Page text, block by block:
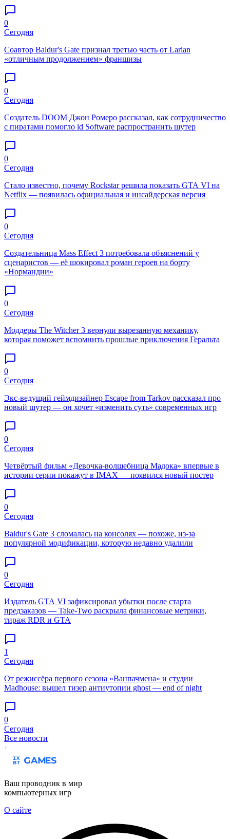
0
Сегодня
Соавтор Baldur's Gate признал третью часть от Larian
«отличным продолжением» франшизы
0
Сегодня
Создатель DOOM Джон Ромеро рассказал, как сотрудничество
с пиратами помогло id Software распространить шутер
0
Сегодня
Стало известно, почему Rockstar решила показать GTA VI на
Netflix — появилась официальная и инсайдерская версия
0
Сегодня
Создательница Mass Effect 3 потребовала объяснений у
сценаристов — её шокировал роман героев на борту
«Нормандии»
0
Сегодня
Моддеры The Witcher 3 вернули вырезанную механику,
которая поможет вспомнить прошлые приключения Геральта
0
Сегодня
Экс-ведущий геймдизайнер Escape from Tarkov рассказал про
новый шутер — он хочет «изменить суть» современных игр
0
Сегодня
Четвёртый фильм «Девочка-волшебница Мадока» впервые в
истории серии покажут в IMAX — появился новый постер
0
Сегодня
Baldur's Gate 3 сломалась на консолях — похоже, из-за
популярной модификации, которую недавно удалили
0
Сегодня
Издатель GTA VI зафиксировал убытки после старта
предзаказов — Take-Two раскрыла финансовые метрики,
тираж RDR и GTA
1
Сегодня
От режиссёра первого сезона «Ванпачмена» и студии
Madhouse: вышел тизер антиутопии ghost — end of night
0
Сегодня
Все новости
Ваш проводник в мир
компьютерных игр
О сайте